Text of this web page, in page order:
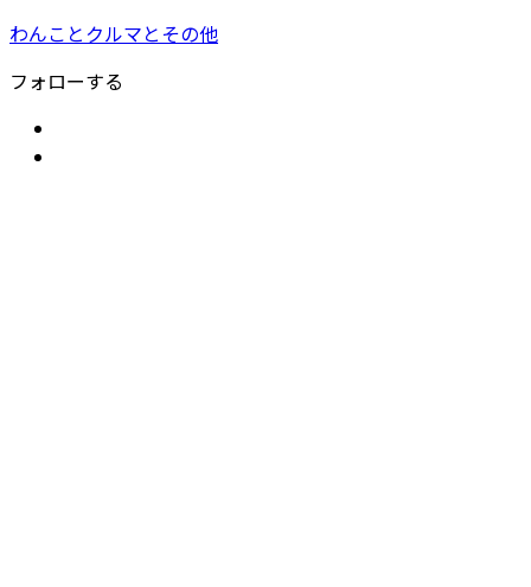
わんことクルマとその他
フォローする